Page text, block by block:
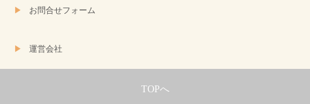
お問合せフォーム
運営会社
TOPへ